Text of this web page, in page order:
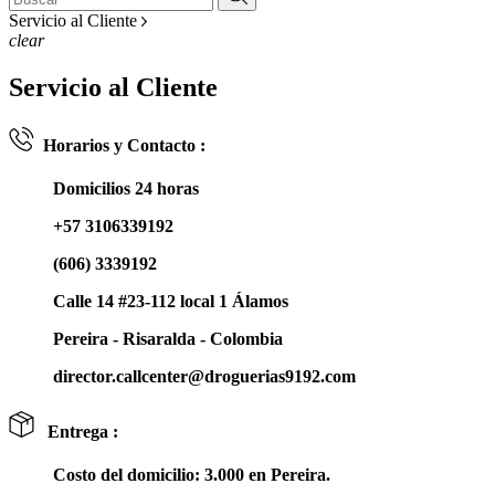
Servicio al Cliente
clear
Servicio al Cliente
Horarios y Contacto :
Domicilios 24 horas
+57 3106339192
(606) 3339192
Calle 14 #23-112 local 1 Álamos
Pereira - Risaralda - Colombia
director.callcenter@droguerias9192.com
Entrega :
Costo del domicilio: 3.000 en Pereira.